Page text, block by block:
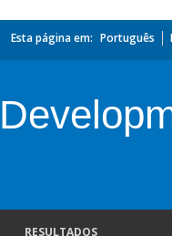
Esta página em: Português
RESULTADOS